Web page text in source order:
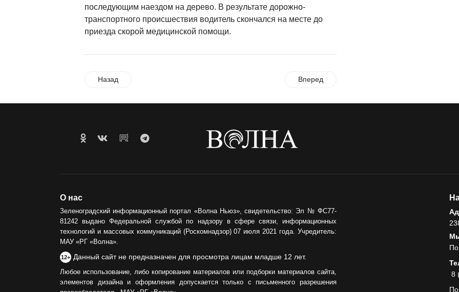
последующим наездом на дерево. В результате дорожно-
транспортного происшествия водитель скончался на месте до
приезда скорой медицинской помощи.
Назад Вперед
О нас
Зеленоградский информационный портал «Волна Ньюз», свидетельство: Эл № ФС77-
81242 выдано Федеральной службой по надзору в сфере связи, информационных
технологий и массовых коммуникаций (Роскомнадзор) 07 июля 2021 года. Учредитель:
МАУ «РГ «Волна».
12+ Данный сайт не предназначен для просмотра лицам младше 12 лет.
Любое использование, либо копирование материалов или подборки материалов сайта,
элементов дизайна и оформления допускается только с письменного разрешения
8